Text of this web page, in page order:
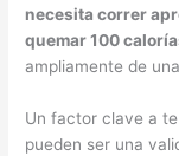
necesita correr
quemar 100
ampliamente de
Un factor clave a
pueden ser una